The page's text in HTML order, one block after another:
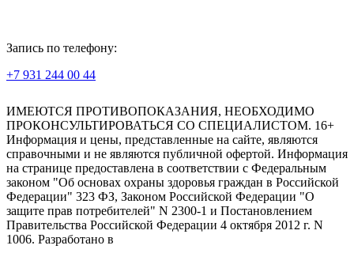
Запись по телефону:
+7 931 244 00 44
ИМЕЮТСЯ ПРОТИВОПОКАЗАНИЯ, НЕОБХОДИМО
ПРОКОНСУЛЬТИРОВАТЬСЯ СО СПЕЦИАЛИСТОМ. 16+
Информация и цены, представленные на сайте, являются
справочными и не являются публичной офертой. Информация
на странице предоставлена в соответствии с Федеральным
законом "Об основах охраны здоровья граждан в Российской
Федерации" 323 ФЗ, Законом Российской Федерации "О
защите прав потребителей" N 2300-1 и Постановлением
Правительства Российской Федерации 4 октября 2012 г. N
1006. Разработано в